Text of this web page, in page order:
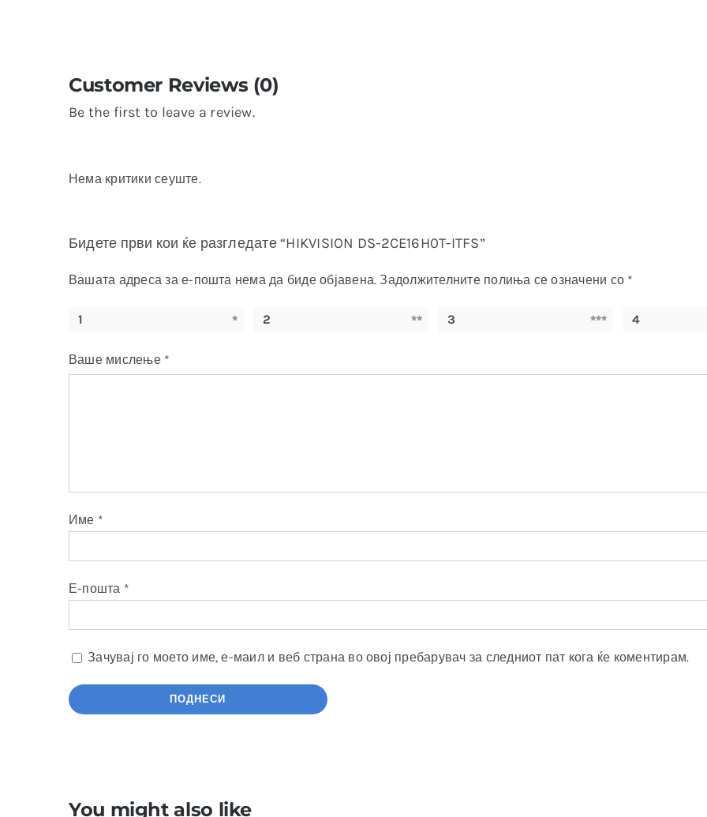
Customer Reviews (0)
Be the first to leave a review.
Нема критики сеуште.
Бидете први кои ќе разгледате “HIKVISION DS-2CE16H0T-ITFS”
Вашата адреса за е-пошта нема да биде објавена. Задолжителните полиња се означени со *
1 2 3 4
Ваше мислење *
Име *
Е-пошта *
Зачувај го моето име, е-маил и веб страна во овој пребарувач за следниот пат кога ќе коментирам.
You might also like